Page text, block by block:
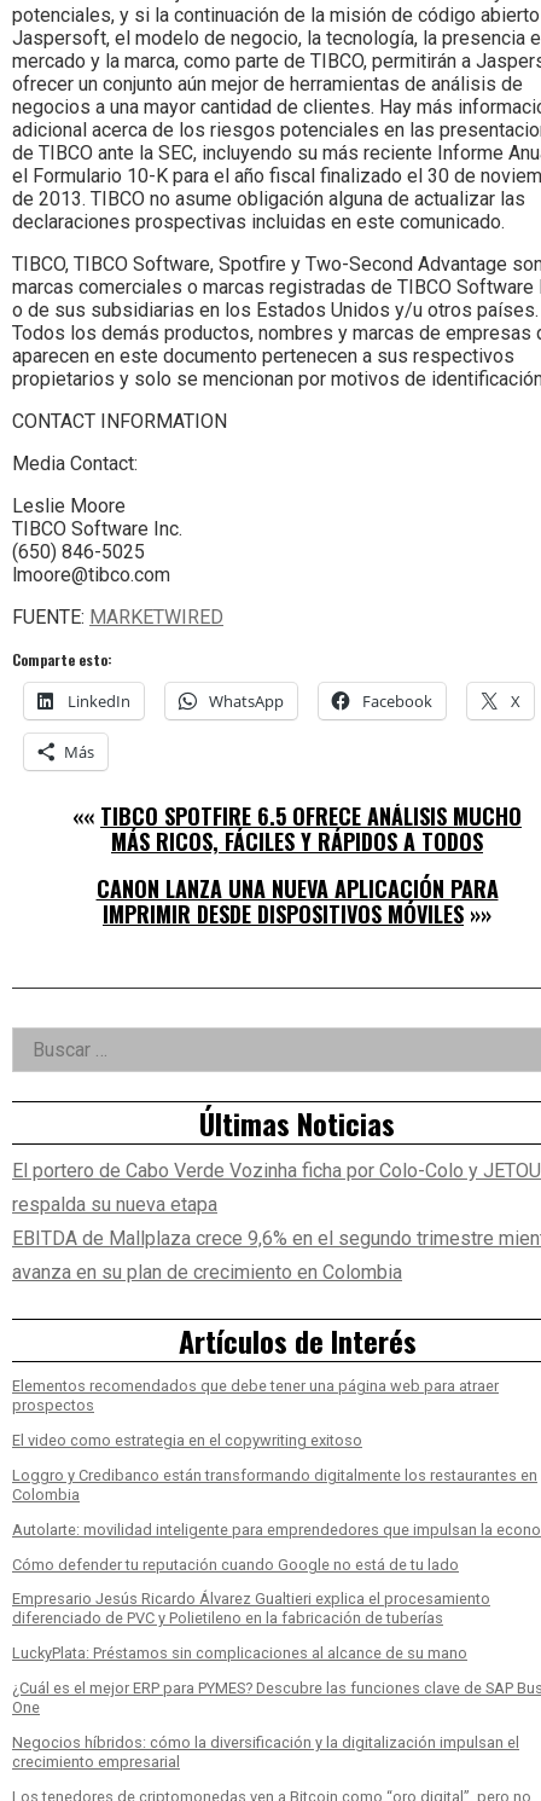
potenciales, y si la continuación de la misión de código
Jaspersoft, el modelo de negocio, la tecnología, la presencia
mercado y la marca, como parte de TIBCO, permitirán a
ofrecer un conjunto aún mejor de herramientas de análisis de
negocios a una mayor cantidad de clientes. Hay más
adicional acerca de los riesgos potenciales en las
de TIBCO ante la SEC, incluyendo su más reciente Informe
el Formulario 10-K para el año fiscal finalizado el 30 de
de 2013. TIBCO no asume obligación alguna de actualizar las
declaraciones prospectivas incluidas en este comunicado.
TIBCO, TIBCO Software, Spotfire y Two-Second Advantage
marcas comerciales o marcas registradas de TIBCO Software
o de sus subsidiarias en los Estados Unidos y/u otros países.
Todos los demás productos, nombres y marcas de empresas
aparecen en este documento pertenecen a sus respectivos
propietarios y solo se mencionan por motivos de
CONTACT INFORMATION
Media Contact:
Leslie Moore
TIBCO Software Inc.
(650) 846-5025
lmoore@tibco.com
FUENTE: MARKETWIRED
Comparte esto:
LinkedIn WhatsApp Facebook X
Más
«« TIBCO SPOTFIRE 6.5 OFRECE ANÁLISIS MUCHO
MÁS RICOS, FÁCILES Y RÁPIDOS A TODOS
CANON LANZA UNA NUEVA APLICACIÓN PARA
IMPRIMIR DESDE DISPOSITIVOS MÓVILES »»
Right
Asides
Buscar:
Últimas Noticias
El portero de Cabo Verde Vozinha ficha por Colo-Colo y
respalda su nueva etapa
EBITDA de Mallplaza crece 9,6% en el segundo trimestre
avanza en su plan de crecimiento en Colombia
Artículos de Interés
Elementos recomendados que debe tener una página web para atraer
prospectos
El video como estrategia en el copywriting exitoso
Loggro y Credibanco están transformando digitalmente los restaurantes en
Colombia
Autolarte: movilidad inteligente para emprendedores que impulsan la
Cómo defender tu reputación cuando Google no está de tu lado
Empresario Jesús Ricardo Álvarez Gualtieri explica el procesamiento
diferenciado de PVC y Polietileno en la fabricación de tuberías
LuckyPlata: Préstamos sin complicaciones al alcance de su mano
¿Cuál es el mejor ERP para PYMES? Descubre las funciones clave de SAP
One
Negocios híbridos: cómo la diversificación y la digitalización impulsan el
crecimiento empresarial
Los tenedores de criptomonedas ven a Bitcoin como “oro digital”, pero no